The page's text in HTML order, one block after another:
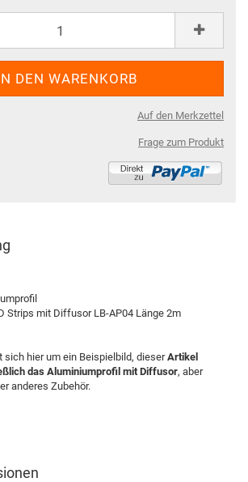
Auf den Merkzettel
Frage zum Produkt
Strips mit Diffusor LB-AP04 Länge 2m
sich hier um ein Beispielbild, dieserArtikel
das Aluminiumprofil mit Diffusor, aber
anderes Zubehör.